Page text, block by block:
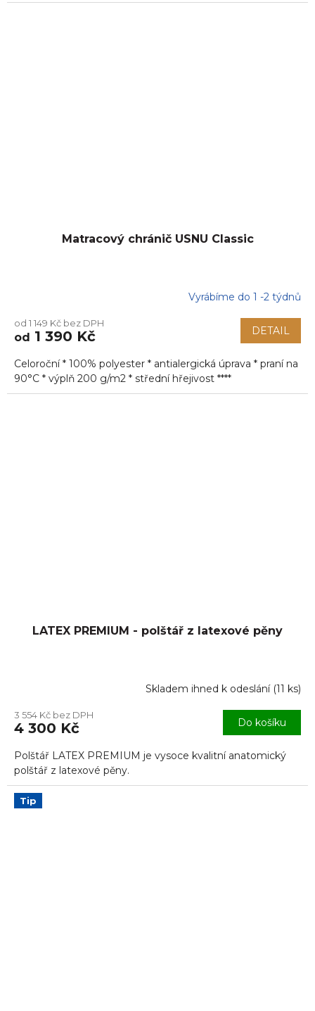
Matracový chránič USNU Classic
produktu
je
z
5
hvězdiček.
Vyrábíme do 1 -2 týdnů
od 1 149 Kč bez DPH
od 1 390 Kč DETAIL
Celoroční * 100% polyester * antialergická úprava * praní na
90°C * výplň 200 g/m2 * střední hřejivost ****
LATEX PREMIUM - polštář z latexové pěny
Skladem ihned k odeslání (11 ks)
3 554 Kč bez DPH
4 300 Kč Do košíku
Polštář LATEX PREMIUM je vysoce kvalitní anatomický
polštář z latexové pěny.
Tip